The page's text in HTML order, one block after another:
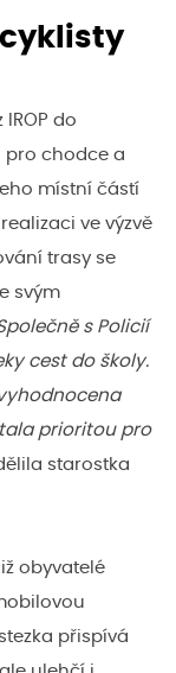
cyklisty
do
pro chodce a
místní částí
ve výzvě
trasy se
svým
s Policií
cest do školy.
prioritou pro
starostka
obyvatelé
přispívá